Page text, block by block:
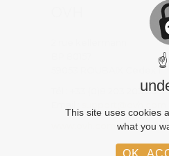
59053 ROUBAIX Cedex 1
Tél : +33 (0)8 203 203 63
☝
This site uses cookies
what you
OK,